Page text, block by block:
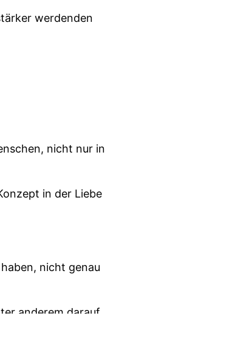
werdenden
nicht nur in
in der Liebe
nicht genau
anderem darauf